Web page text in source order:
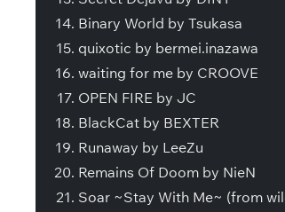
Binary World by Tsukasa
quixotic by bermei.inazawa
waiting for me by CROOVE
OPEN FIRE by JC
BlackCat by BEXTER
Runaway by LeeZu
Remains Of Doom by NieN
Soar ~Stay With Me~ (from